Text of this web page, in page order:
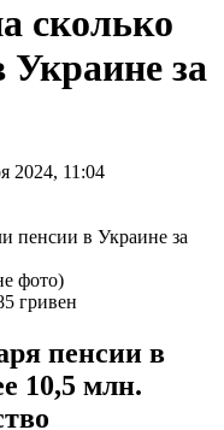
сколько
за
2024, 11:04
фото)
гривен
пенсии в
10,5 млн.